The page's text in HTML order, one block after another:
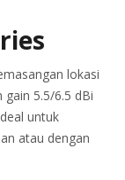
lokasi
5.5/6.5 dBi
untuk
atau dengan